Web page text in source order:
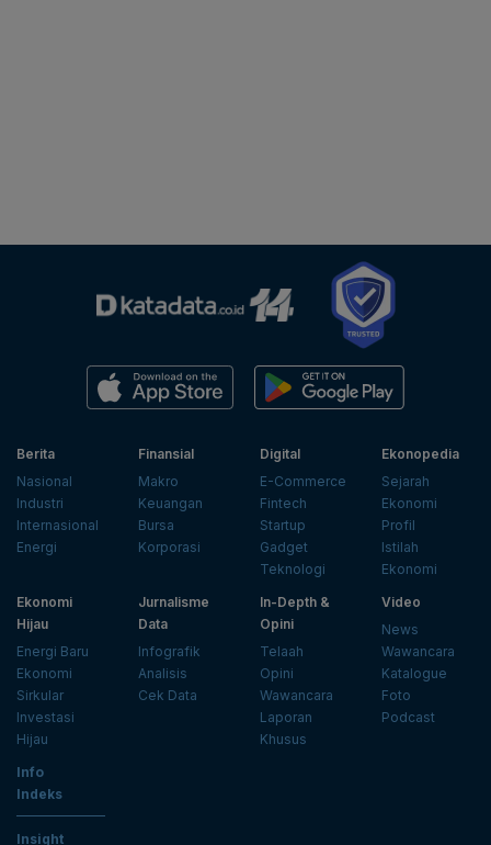
Berita
Nasional
Industri
Internasional
Energi
Finansial
Makro
Keuangan
Bursa
Korporasi
Digital
E-Commerce
Fintech
Startup
Gadget
Teknologi
Ekonopedia
Sejarah
Ekonomi
Profil
Istilah
Ekonomi
Ekonomi
Hijau
Energi Baru
Ekonomi
Sirkular
Investasi
Hijau
Jurnalisme
Data
Infografik
Analisis
Cek Data
In-Depth &
Opini
Telaah
Opini
Wawancara
Laporan
Khusus
Video
News
Wawancara
Katalogue
Foto
Podcast
Info
Indeks
Insight